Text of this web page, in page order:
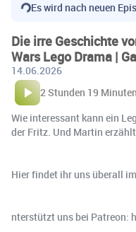
Es wird nach neuen
Die irre Geschichte
Wars Lego Drama |
14.06.2026
2 Stunden 19 Minuten
Wie interessant kann ein
der Fritz. Und Martin
Hier findet ihr uns überall
nterstützt uns bei